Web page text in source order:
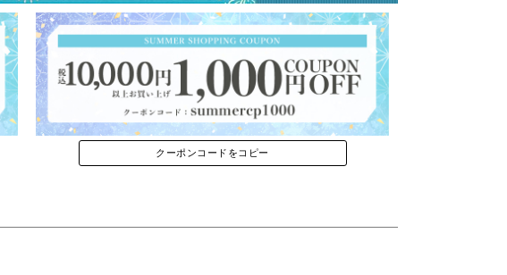
クーポンコードをコピー